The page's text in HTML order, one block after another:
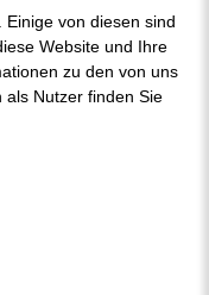
von diesen sind
Website und Ihre
zu den von uns
Nutzer finden Sie